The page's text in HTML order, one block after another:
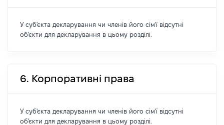
У суб'єкта декларування чи членів його сім'ї відсутні
об'єкти для декларування в цьому розділі.
6. Корпоративні права
У суб'єкта декларування чи членів його сім'ї відсутні
об'єкти для декларування в цьому розділі.